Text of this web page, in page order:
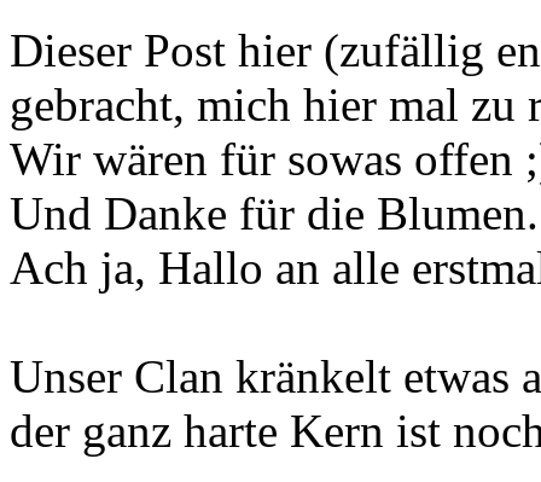
Dieser Post hier (zufällig
gebracht, mich hier mal zu
Wir wären für sowas offen
Und Danke für die
Ach ja, Hallo an alle
Unser Clan kränkelt etwas
der ganz harte Kern ist